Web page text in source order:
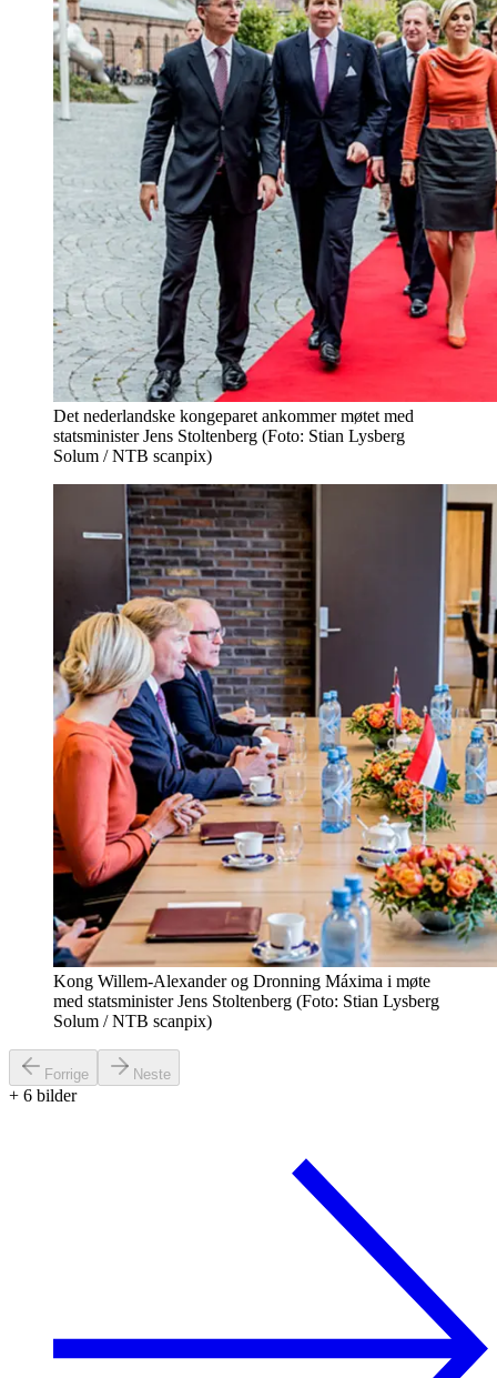
Det nederlandske kongeparet ankommer møtet med
statsminister Jens Stoltenberg (Foto: Stian Lysberg
Solum / NTB scanpix)
Kong Willem-Alexander og Dronning Máxima i møte
med statsminister Jens Stoltenberg (Foto: Stian Lysberg
Solum / NTB scanpix)
Forrige Neste
+ 6 bilder